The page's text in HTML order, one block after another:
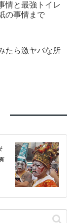
情と最強トイレ
の事情まで
たら激ヤバな所